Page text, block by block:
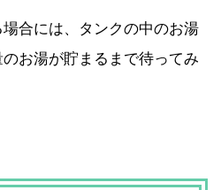
合には、タンクの中のお湯
お湯が貯まるまで待ってみ